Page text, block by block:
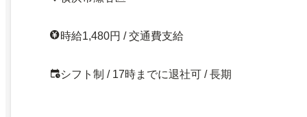
時給1,480円 / 交通費支給
シフト制 / 17時までに退社可 / 長期